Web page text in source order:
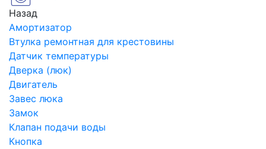
Назад
Амортизатор
Втулка ремонтная для крестовины
Датчик температуры
Дверка (люк)
Двигатель
Завес люка
Замок
Клапан подачи воды
Кнопка